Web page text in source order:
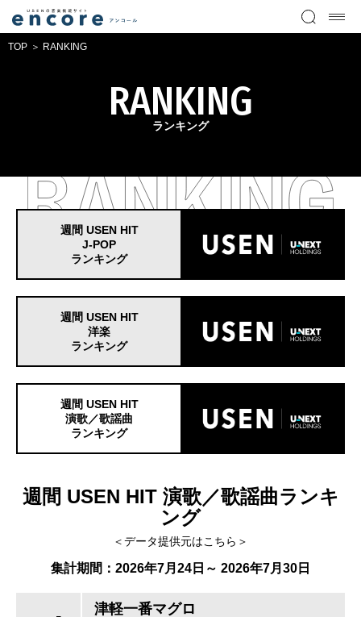
TOP RANKING
RANKING
ランキング
週間 USEN HIT
J-POP
ランキング
週間 USEN HIT
洋楽
ランキング
週間 USEN HIT
演歌／歌謡曲
ランキング
週間 USEN HIT 演歌／歌謡曲ランキ
ング
＜データ提供元はこちら＞
集計期間：2026年7月24日～ 2026年7月30日
津軽一番マグロ